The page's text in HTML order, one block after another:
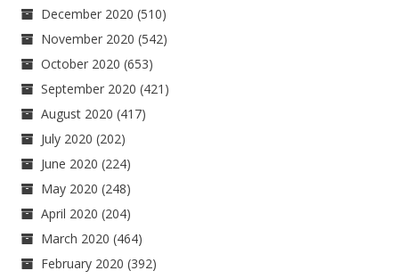
December 2020 (510)
November 2020 (542)
October 2020 (653)
September 2020 (421)
August 2020 (417)
July 2020 (202)
June 2020 (224)
May 2020 (248)
April 2020 (204)
March 2020 (464)
February 2020 (392)